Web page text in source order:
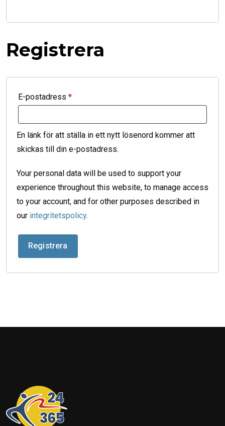
Registrera
E-postadress *Obligatoriskt
En länk för att ställa in ett nytt lösenord kommer att
skickas till din e-postadress.
Your personal data will be used to support your
experience throughout this website, to manage access
to your account, and for other purposes described in
our integritetspolicy.
Registrera